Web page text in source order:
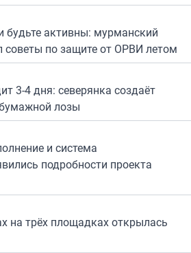
будьте активны: мурманский
советы по защите от ОРВИ летом
3-4 дня: северянка создаёт
лозы
и система
подробности проекта
на трёх площадках открылась